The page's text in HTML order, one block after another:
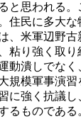
と思われる
住民に多大
、米軍辺野
粘り強く取
動潰しでな
規模軍事演
に強く抗議し
るものである